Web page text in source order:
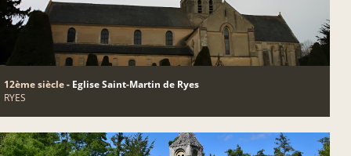
12ème siècle- Eglise Saint-Martin de Ryes
RYES